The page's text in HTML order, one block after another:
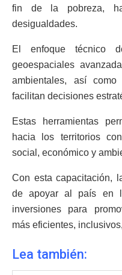
fin de la pobreza,
desigualdades.
El enfoque técnico
geoespaciales
ambientales, así
facilitan decisiones
Estas herramientas
hacia los territorios
social, económico y
Con esta capacitación,
de apoyar al país en
inversiones para
más eficientes,
Lea también: